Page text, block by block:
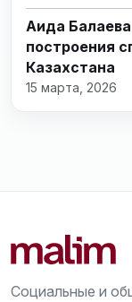
Аида
построения
Казахстана
15 марта, 2026
Социальные и